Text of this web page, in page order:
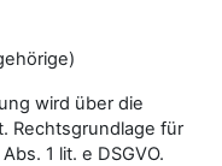
wird über die
Rechtsgrundlage für
1 lit. e DSGVO.